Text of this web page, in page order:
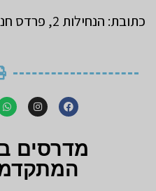
כתובת: הנחילות 2, פרדס חנה-כרכור
מדרסים